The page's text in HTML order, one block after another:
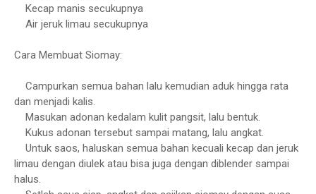
Kecap manis secukupnya
Air jeruk limau secukupnya
Cara Membuat Siomay:
Campurkan semua bahan lalu kemudian aduk hingga rata
dan menjadi kalis.
Masukan adonan kedalam kulit pangsit, lalu bentuk.
Kukus adonan tersebut sampai matang, lalu angkat.
Untuk saos, haluskan semua bahan kecuali kecap dan jeruk
limau dengan diulek atau bisa juga dengan diblender sampai
halus.